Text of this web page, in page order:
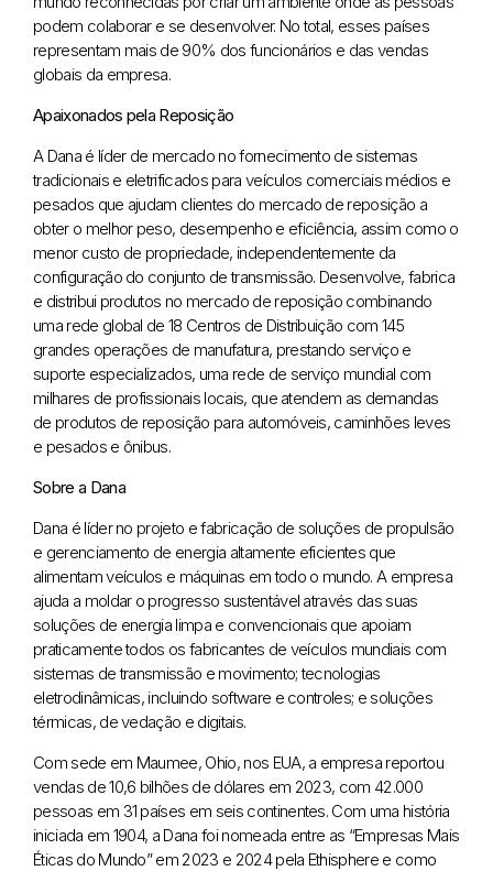
podem colaborar e se desenvolver. No total, esses países
representam mais de 90% dos funcionários e das vendas
globais da empresa.
Apaixonados pela Reposição
A Dana é líder de mercado no fornecimento de sistemas
tradicionais e eletrificados para veículos comerciais médios e
pesados que ajudam clientes do mercado de reposição a
obter o melhor peso, desempenho e eficiência, assim como o
menor custo de propriedade, independentemente da
configuração do conjunto de transmissão. Desenvolve, fabrica
e distribui produtos no mercado de reposição combinando
uma rede global de 18 Centros de Distribuição com 145
grandes operações de manufatura, prestando serviço e
suporte especializados, uma rede de serviço mundial com
milhares de profissionais locais, que atendem as demandas
de produtos de reposição para automóveis, caminhões leves
e pesados e ônibus.
Sobre a Dana
Dana é líder no projeto e fabricação de soluções de propulsão
e gerenciamento de energia altamente eficientes que
alimentam veículos e máquinas em todo o mundo. A empresa
ajuda a moldar o progresso sustentável através das suas
soluções de energia limpa e convencionais que apoiam
praticamente todos os fabricantes de veículos mundiais com
sistemas de transmissão e movimento; tecnologias
eletrodinâmicas, incluindo software e controles; e soluções
térmicas, de vedação e digitais.
Com sede em Maumee, Ohio, nos EUA, a empresa reportou
vendas de 10,6 bilhões de dólares em 2023, com 42.000
pessoas em 31 países em seis continentes. Com uma história
iniciada em 1904, a Dana foi nomeada entre as “Empresas Mais
Éticas do Mundo” em 2023 e 2024 pela Ethisphere e como